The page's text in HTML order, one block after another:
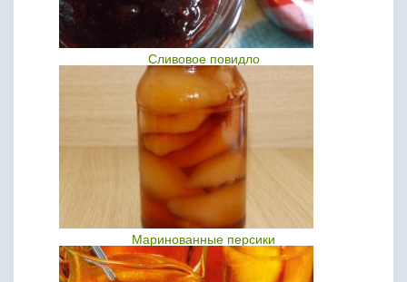
Сливовое повидло
Маринованные персики